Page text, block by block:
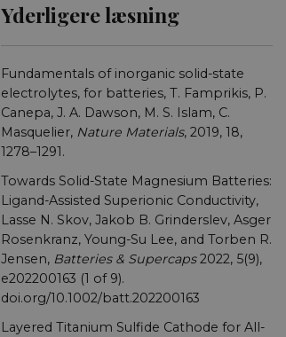
Yderligere læsning
Fundamentals of inorganic solid-state
electrolytes, for batteries, T. Famprikis, P.
Canepa, J. A. Dawson, M. S. Islam, C.
Masquelier, Nature Materials, 2019, 18,
1278–1291.
Towards Solid-State Magnesium Batteries:
Ligand-Assisted Superionic Conductivity,
Lasse N. Skov, Jakob B. Grinderslev, Asger
Rosenkranz, Young-Su Lee, and Torben R.
Jensen, Batteries & Supercaps2022, 5(9),
e202200163 (1 of 9).
doi.org/10.1002/batt.202200163
Layered Titanium Sulfide Cathode for All-